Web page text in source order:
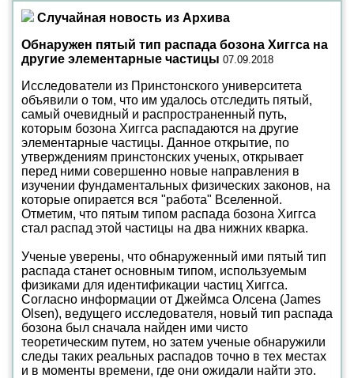
Случайная новость из Архива
Обнаружен пятый тип распада бозона Хиггса на
другие элементарные частицы 07.09.2018
Исследователи из Принстонского университета
объявили о том, что им удалось отследить пятый,
самый очевидный и распространенный путь,
которым бозона Хиггса распадаются на другие
элементарные частицы. Данное открытие, по
утверждениям принстонских ученых, открывает
перед ними совершенно новые направления в
изучении фундаментальных физических законов, на
которые опирается вся "работа" Вселенной.
Отметим, что пятым типом распада бозона Хиггса
стал распад этой частицы на два нижних кварка.
Ученые уверены, что обнаруженный ими пятый тип
распада станет основным типом, используемым
физиками для идентификации частиц Хиггса.
Согласно информации от Джеймса Олсена (James
Olsen), ведущего исследователя, новый тип распада
бозона был сначала найден ими чисто
теоретическим путем, но затем ученые обнаружили
следы таких реальных распадов точно в тех местах
и в моменты времени, где они ожидали найти это.